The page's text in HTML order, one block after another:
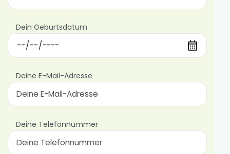
Dein Geburtsdatum
Deine E-Mail-Adresse
Deine Telefonnummer